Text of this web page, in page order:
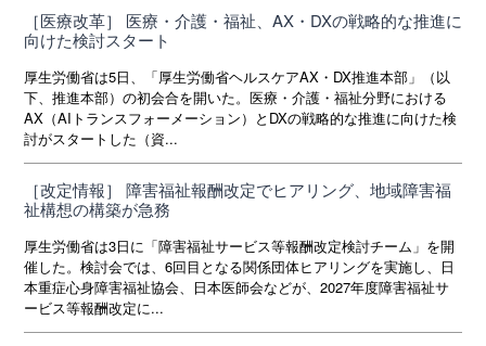
［医療改革］ 医療・介護・福祉、AX・DXの戦略的な推進に
向けた検討スタート
厚生労働省は5日、「厚生労働省ヘルスケアAX・DX推進本部」（以
下、推進本部）の初会合を開いた。医療・介護・福祉分野における
AX（AIトランスフォーメーション）とDXの戦略的な推進に向けた検
討がスタートした（資...
［改定情報］ 障害福祉報酬改定でヒアリング、地域障害福
祉構想の構築が急務
厚生労働省は3日に「障害福祉サービス等報酬改定検討チーム」を開
催した。検討会では、6回目となる関係団体ヒアリングを実施し、日
本重症心身障害福祉協会、日本医師会などが、2027年度障害福祉サ
ービス等報酬改定に...